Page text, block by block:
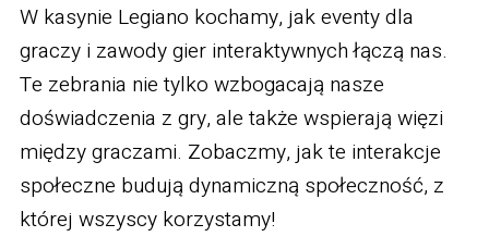
W kasynie Legiano kochamy, jak eventy dla
graczy i zawody gier interaktywnych łączą nas.
Te zebrania nie tylko wzbogacają nasze
doświadczenia z gry, ale także wspierają więzi
między graczami. Zobaczmy, jak te interakcje
społeczne budują dynamiczną społeczność, z
której wszyscy korzystamy!